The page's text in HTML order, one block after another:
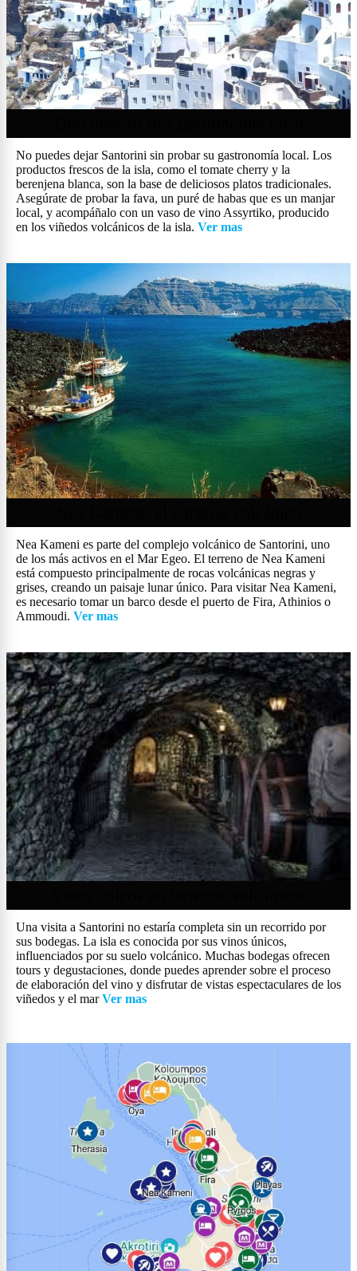
No puedes dejar Santorini sin probar su gastronomía local. Los
productos frescos de la isla, como el tomate cherry y la
berenjena blanca, son la base de deliciosos platos tradicionales.
Asegúrate de probar la fava, un puré de habas que es un manjar
local, y acompáñalo con un vaso de vino Assyrtiko, producido
en los viñedos volcánicos de la isla. Ver mas
Nea Kameni es parte del complejo volcánico de Santorini, uno
de los más activos en el Mar Egeo. El terreno de Nea Kameni
está compuesto principalmente de rocas volcánicas negras y
grises, creando un paisaje lunar único. Para visitar Nea Kameni,
es necesario tomar un barco desde el puerto de Fira, Athinios o
Ammoudi. Ver mas
Una visita a Santorini no estaría completa sin un recorrido por
sus bodegas. La isla es conocida por sus vinos únicos,
influenciados por su suelo volcánico. Muchas bodegas ofrecen
tours y degustaciones, donde puedes aprender sobre el proceso
de elaboración del vino y disfrutar de vistas espectaculares de los
viñedos y el marVer mas